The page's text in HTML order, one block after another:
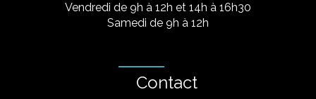
Vendredi de 9h à 12h et 14h à 16h30
Samedi de 9h à 12h
Contact